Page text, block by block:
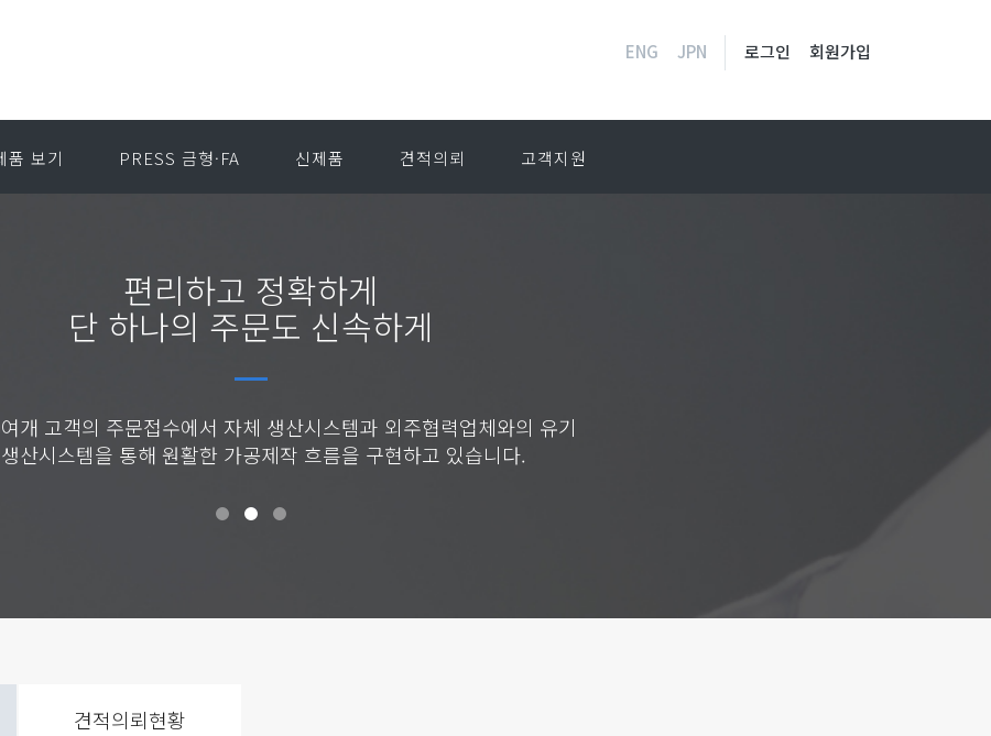
ENG JPN 로그인 회원가입
품 보기 PRESS 금형·FA 신제품 견적의뢰 고객지원
편리하고 정확하게
단 하나의 주문도 신속하게
개 고객의 주문접수에서 자체 생산시스템과 외주협력업체와의 유기
산시스템을 통해 원활한 가공제작 흐름을 구현하고 있습니다.
견적의뢰현황